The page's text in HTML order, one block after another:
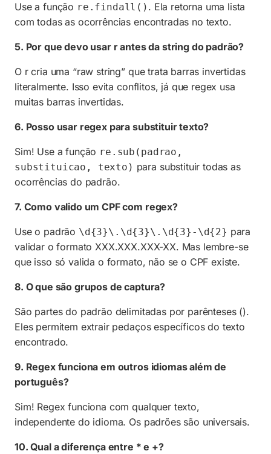
Use a função re.findall() . Ela retorna uma lista
com todas as ocorrências encontradas no texto.
5. Por que devo usar r antes da string do padrão?
O r cria uma “raw string” que trata barras invertidas
literalmente. Isso evita conflitos, já que regex usa
muitas barras invertidas.
6. Posso usar regex para substituir texto?
Sim! Use a função re.sub(padrao,
substituicao, texto) para substituir todas as
ocorrências do padrão.
7. Como valido um CPF com regex?
Use o padrão \d{3}\.\d{3}\.\d{3}-\d{2} para
validar o formato XXX.XXX.XXX-XX. Mas lembre-se
que isso só valida o formato, não se o CPF existe.
8. O que são grupos de captura?
São partes do padrão delimitadas por parênteses ().
Eles permitem extrair pedaços específicos do texto
encontrado.
9. Regex funciona em outros idiomas além de
português?
Sim! Regex funciona com qualquer texto,
independente do idioma. Os padrões são universais.
10. Qual a diferença entre * e +?